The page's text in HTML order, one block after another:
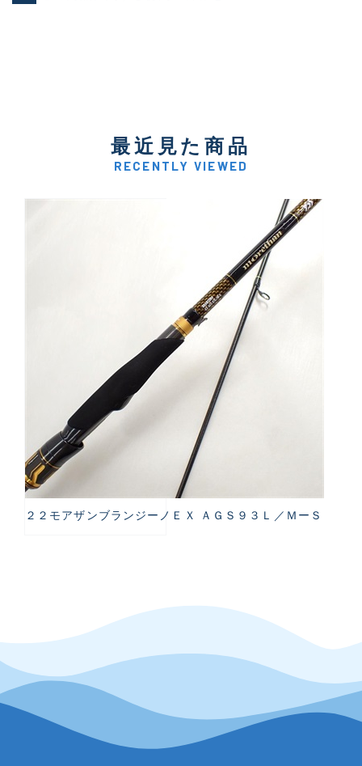
最近見た商品
RECENTLY VIEWED
２２モアザンブランジーノＥＸ ＡＧＳ９３Ｌ／ＭーＳ